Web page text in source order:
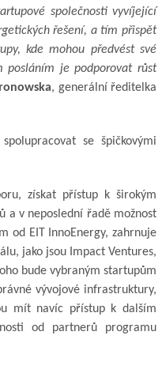
společnosti vyvíjející
řešení, a tím přispět
kde mohou předvést své
posláním je podporovat růst
, generální ředitelka
se špičkovými
získat přístup k širokým
a v neposlední řadě možnost
od EIT InnoEnergy, zahrnuje
jako jsou Impact Ventures,
bude vybraným startupům
vývojové infrastruktury,
mít navíc přístup k dalším
od partnerů programu